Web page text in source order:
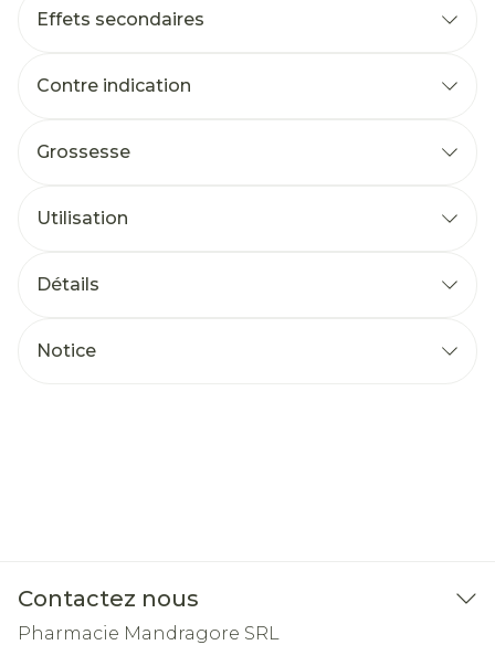
Effets secondaires
Contre indication
Grossesse
Utilisation
Détails
Notice
Contactez nous
Pharmacie Mandragore SRL